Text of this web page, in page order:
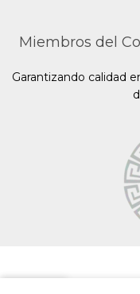
Miembros del
Garantizando calidad